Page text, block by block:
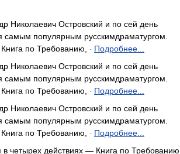
Николаевич Островский и по сей день
самым популярным русскимдраматургом.
по Требованию,
- Подробнее...
Николаевич Островский и по сей день
самым популярным русскимдраматургом.
по Требованию,
- Подробнее...
Николаевич Островский и по сей день
самым популярным русскимдраматургом.
по Требованию,
- Подробнее...
в четырех действиях — Книга по Требованию,